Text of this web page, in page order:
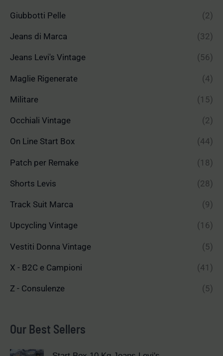
Giubbotti Pelle (2)
Jeans di Marca (32)
Jeans Levi's Vintage (56)
Maglie Rigenerate (4)
Militare (15)
Occhiali Vintage (2)
On Line Start Box (44)
Patch per Remake (18)
Shorts Levis (28)
Track Suit Marca (9)
Upcycling Vintage (16)
Vestiti Donna Vintage (5)
X - B2C e Campioni (41)
Z - Consulenze (5)
Our Best Sellers